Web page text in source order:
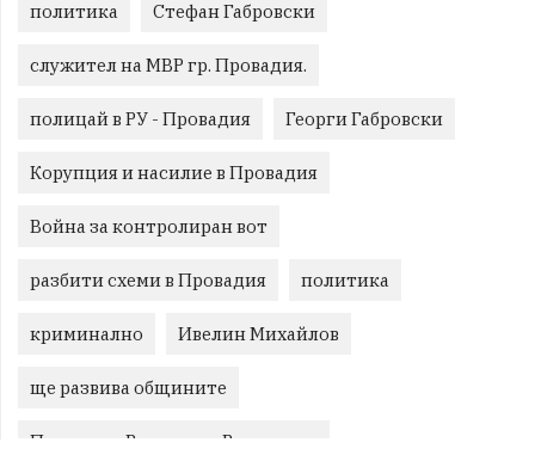
политика Стефан Габровски
служител на МВР гр. Провадия.
полицай в РУ - Провадия Георги Габровски
Корупция и насилие в Провадия
Война за контролиран вот
разбити схеми в Провадия политика
криминално Ивелин Михайлов
ще развива общините
Провадия, Ветрино и Вълчи дол